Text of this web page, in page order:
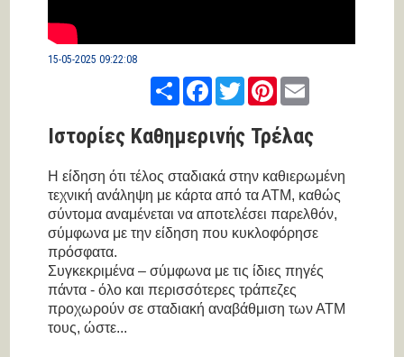
15-05-2025 09:22:08
ShareFacebook
TwitterPinterestEmail
Ιστορίες Καθημερινής Τρέλας
Η είδηση ότι τέλος σταδιακά στην καθιερωμένη
τεχνική ανάληψη με κάρτα από τα ΑΤΜ, καθώς
σύντομα αναμένεται να αποτελέσει παρελθόν,
σύμφωνα με την είδηση που κυκλοφόρησε
πρόσφατα.
Συγκεκριμένα – σύμφωνα με τις ίδιες πηγές
πάντα - όλο και περισσότερες τράπεζες
προχωρούν σε σταδιακή αναβάθμιση των ΑΤΜ
τους, ώστε...